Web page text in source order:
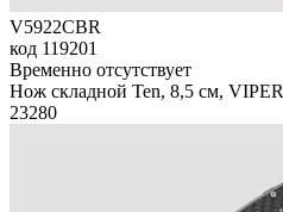
V5922CBR
код 119201
Временно отсутствует
Нож складной Ten, 8,5 см, VIPER
23280